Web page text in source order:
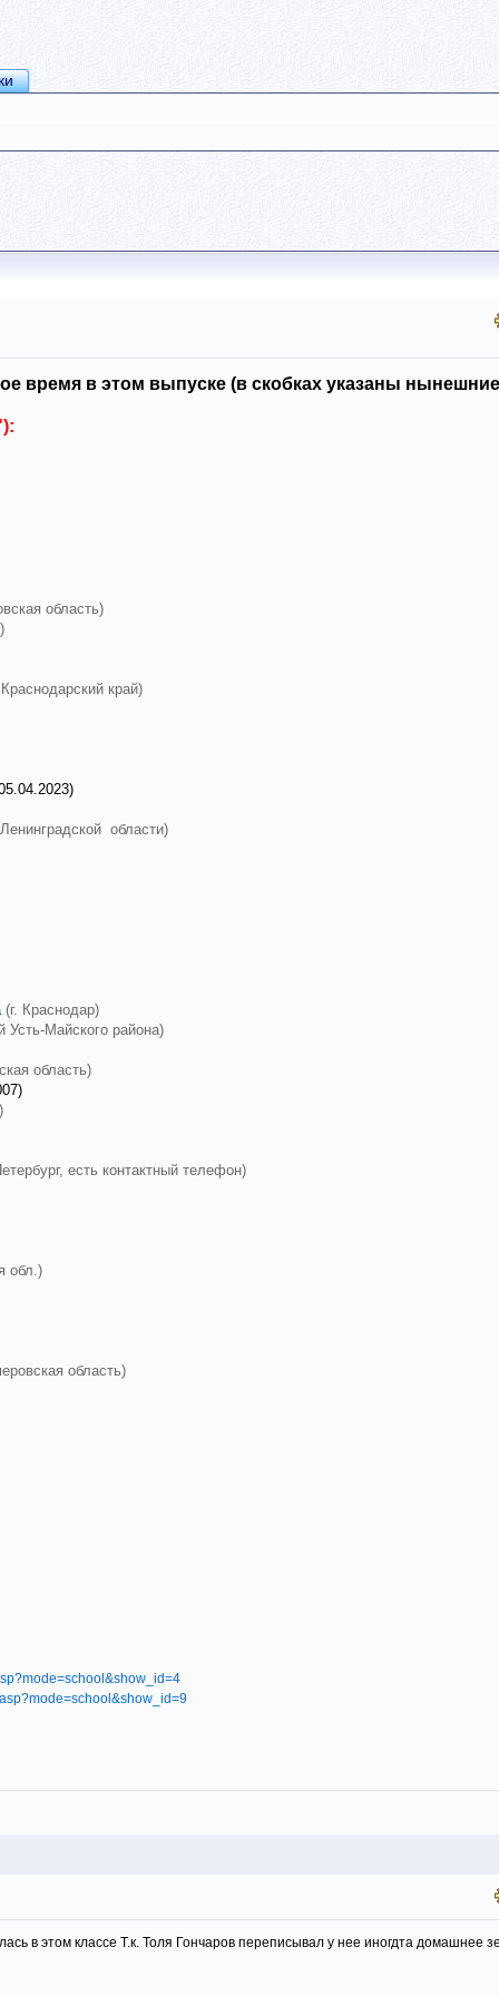
время в этом выпуске (в скобках указаны
область)
край)
области)
(г. Краснодар)
Усть-Майского района)
область)
есть контактный телефон)
обл.)
область)
в этом классе Т.к. Толя Гончаров переписывал у нее иногдта домашнее